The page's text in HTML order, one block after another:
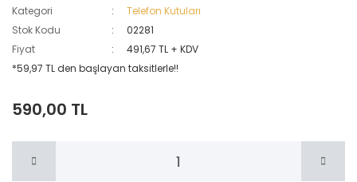
Kategori
Telefon Kutuları
Stok Kodu
02281
Fiyat
491,67 TL + KDV
*59,97 TL den başlayan taksitlerle!!
590,00 TL